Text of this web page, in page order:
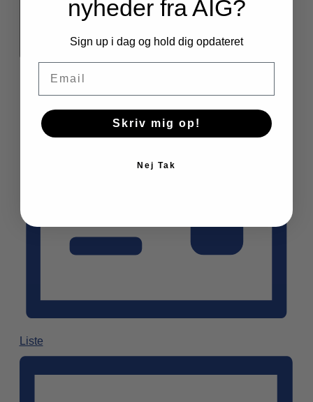
Liste
nyheder fra AIG?
Sign up i dag og hold dig opdateret
Skriv mig op!
Nej Tak